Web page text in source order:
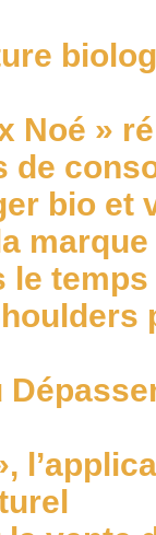
Noé »
de
bio et
le temps